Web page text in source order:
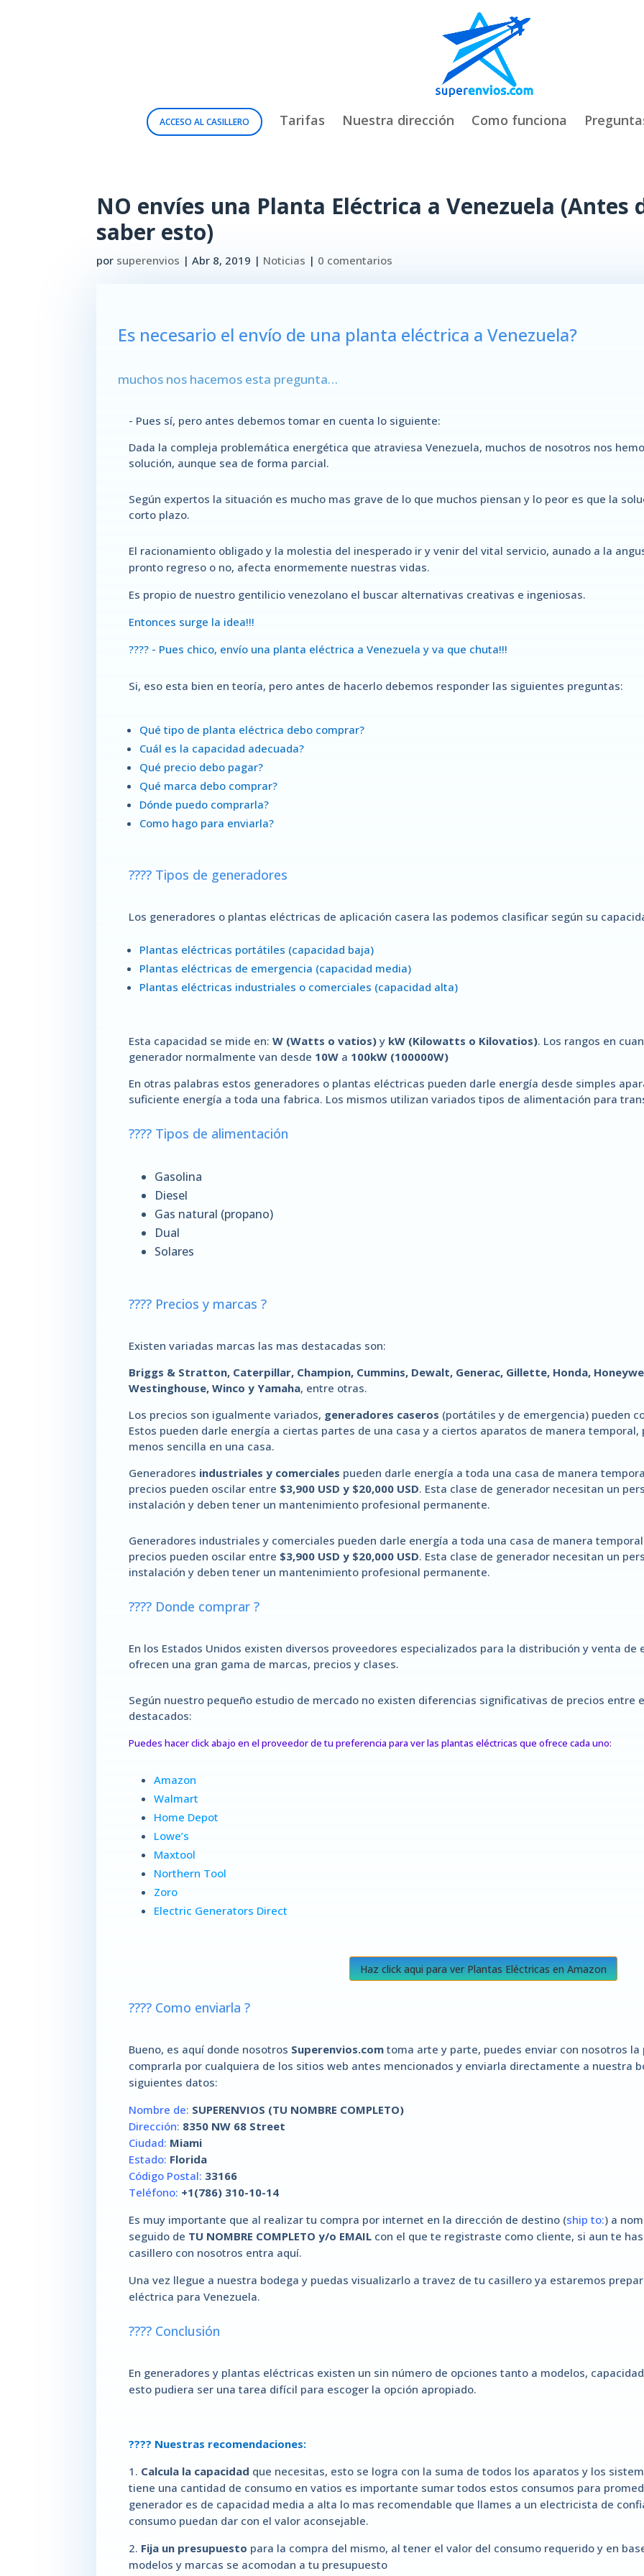
ACCESO AL CASILLERO Tarifas Nuestra dirección Como funciona
NO envíes una Planta Eléctrica a Venezuela (Antes
saber esto)
por superenvios |Abr 8, 2019 | Noticias | 0 comentarios
Es necesario el envío de una planta eléctrica a Venezuela?
muchos nos hacemos esta pregunta…
- Pues sí, pero antes debemos tomar en cuenta lo siguiente:
Dada la compleja problemática energética que atraviesa Venezuela, muchos de nosotros nos
solución, aunque sea de forma parcial.
Según expertos la situación es mucho mas grave de lo que muchos piensan y lo peor es que la
corto plazo.
El racionamiento obligado y la molestia del inesperado ir y venir del vital servicio, aunado a la
pronto regreso o no, afecta enormemente nuestras vidas.
Es propio de nuestro gentilicio venezolano el buscar alternativas creativas e ingeniosas.
Entonces surge la idea!!!
???? - Pues chico, envío una planta eléctrica a Venezuela y va que chuta!!!
Si, eso esta bien en teoría, pero antes de hacerlo debemos responder las siguientes preguntas:
Qué tipo de planta eléctrica debo comprar?
Cuál es la capacidad adecuada?
Qué precio debo pagar?
Qué marca debo comprar?
Dónde puedo comprarla?
Como hago para enviarla?
???? Tipos de generadores
Los generadores o plantas eléctricas de aplicación casera las podemos clasificar según su
Plantas eléctricas portátiles (capacidad baja)
Plantas eléctricas de emergencia (capacidad media)
Plantas eléctricas industriales o comerciales (capacidad alta)
Esta capacidad se mide en:W (Watts o vatios) y kW (Kilowatts o Kilovatios). Los rangos en
generador normalmente van desde 10W a 100kW (100000W)
En otras palabras estos generadores o plantas eléctricas pueden darle energía desde simples
suficiente energía a toda una fabrica. Los mismos utilizan variados tipos de alimentación para
???? Tipos de alimentación
Gasolina
Diesel
Gas natural (propano)
Dual
Solares
????️ Precios y marcas ?
Existen variadas marcas las mas destacadas son:
Briggs & Stratton, Caterpillar, Champion, Cummins, Dewalt, Generac, Gillette, Honda,
Westinghouse, Winco y Yamaha, entre otras.
Los precios son igualmente variados, generadores caseros (portátiles y de emergencia) pueden
Estos pueden darle energía a ciertas partes de una casa y a ciertos aparatos de manera
menos sencilla en una casa.
Generadores industriales y comerciales pueden darle energía a toda una casa de manera
precios pueden oscilar entre $3,900 USD y $20,000 USD. Esta clase de generador necesitan un
instalación y deben tener un mantenimiento profesional permanente.
Generadores industriales y comerciales pueden darle energía a toda una casa de manera
precios pueden oscilar entre $3,900 USD y $20,000 USD. Esta clase de generador necesitan un
instalación y deben tener un mantenimiento profesional permanente.
???? Donde comprar ?
En los Estados Unidos existen diversos proveedores especializados para la distribución y venta
ofrecen una gran gama de marcas, precios y clases.
Según nuestro pequeño estudio de mercado no existen diferencias significativas de precios entre
destacados:
Puedes hacer click abajo en el proveedor de tu preferencia para ver las plantas eléctricas que ofrece cada uno:
Amazon
Walmart
Home Depot
Lowe’s
Maxtool
Northern Tool
Zoro
Electric Generators Direct
Haz click aqui para ver Plantas Eléctricas en Amazon
???? Como enviarla ?
Bueno, es aquí donde nosotros Superenvios.com toma arte y parte, puedes enviar con nosotros
comprarla por cualquiera de los sitios web antes mencionados y enviarla directamente a nuestra
siguientes datos:
Nombre de: SUPERENVIOS (TU NOMBRE COMPLETO)
Dirección: 8350 NW 68 Street
Ciudad: Miami
Estado: Florida
Código Postal: 33166
Teléfono: +1(786) 310-10-14
Es muy importante que al realizar tu compra por internet en la dirección de destino (ship to:) a
seguido de TU NOMBRE COMPLETO y/o EMAIL con el que te registraste como cliente, si aun te
casillero con nosotros entra aquí.
Una vez llegue a nuestra bodega y puedas visualizarlo a travez de tu casillero ya estaremos
eléctrica para Venezuela.
???? Conclusión
En generadores y plantas eléctricas existen un sin número de opciones tanto a modelos,
esto pudiera ser una tarea difícil para escoger la opción apropiado.
???? Nuestras recomendaciones:
1. Calcula la capacidad que necesitas, esto se logra con la suma de todos los aparatos y los
tiene una cantidad de consumo en vatios es importante sumar todos estos consumos para
generador es de capacidad media a alta lo mas recomendable que llames a un electricista de
consumo puedan dar con el valor aconsejable.
2. Fija un presupuesto para la compra del mismo, al tener el valor del consumo requerido y en
modelos y marcas se acomodan a tu presupuesto